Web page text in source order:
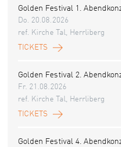
Golden Festival 1.
Do. 20.08.2026
ref. Kirche Tal, Herrliberg
TICKETS
Golden Festival 2.
Fr. 21.08.2026
ref. Kirche Tal, Herrliberg
TICKETS
Golden Festival 4.